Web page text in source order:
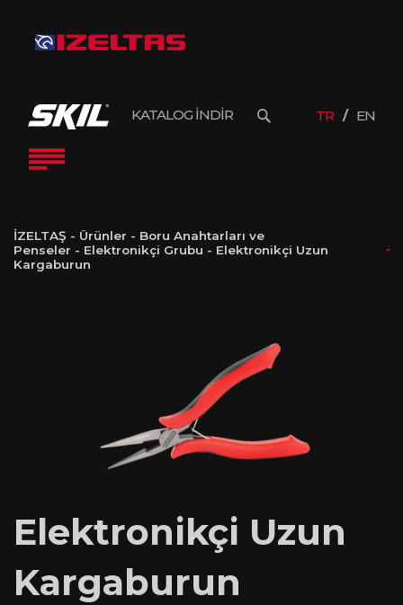
KATALOG İNDİR TR EN
İZELTAŞ - Ürünler - Boru Anahtarları ve
Penseler - Elektronikçi Grubu - Elektronikçi Uzun
Kargaburun
Elektronikçi Uzun
Kargaburun